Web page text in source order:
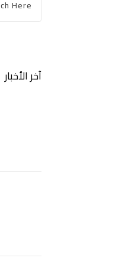
آخر الأخبار